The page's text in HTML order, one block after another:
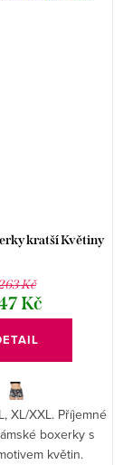
kratší Květiny
Kč
Kč
XL/XXL. Příjemné
boxerky s
květin.